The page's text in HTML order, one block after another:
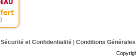
Sécurité et Confidentialité| Conditions Générales